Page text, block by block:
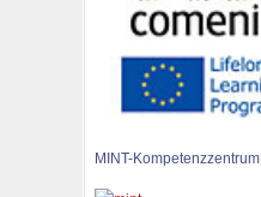
MINT-Kompetenzzentrum